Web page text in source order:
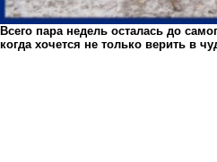
Всего пара недель осталась до
когда хочется не только верить в